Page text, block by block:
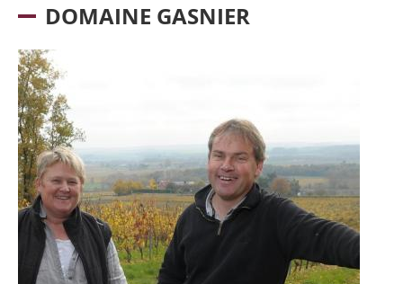
DOMAINE GASNIER